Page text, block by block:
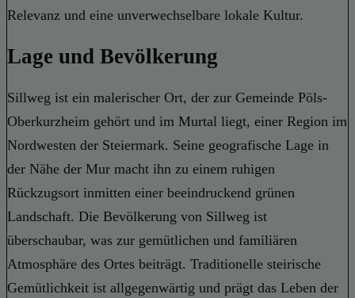
Relevanz und eine unverwechselbare lokale Kultur.
Lage und Bevölkerung
Sillweg ist ein malerischer Ort, der zur Gemeinde Pöls-
Oberkurzheim gehört und im Murtal liegt, einer Region im
Nordwesten der Steiermark. Seine geografische Lage in
der Nähe der Mur macht ihn zu einem ruhigen
Rückzugsort inmitten einer beeindruckend grünen
Landschaft. Die Bevölkerung von Sillweg ist
überschaubar, was zur gemütlichen und familiären
Atmosphäre des Ortes beiträgt. Traditionelle steirische
Gemütlichkeit ist allgegenwärtig und prägt das Leben der